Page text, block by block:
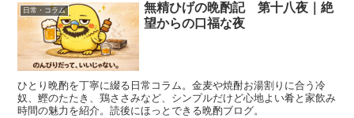
日常・コラム
無精ひげの晩酌記 第十八夜｜絶
望からの口福な夜
ひとり晩酌を丁寧に綴る日常コラム。金麦や焼酎お湯割りに合う冷
奴、鰹のたたき、鶏ささみなど、シンプルだけど心地よい肴と家飲み
時間の魅力を紹介。読後にほっとできる晩酌ブログ。